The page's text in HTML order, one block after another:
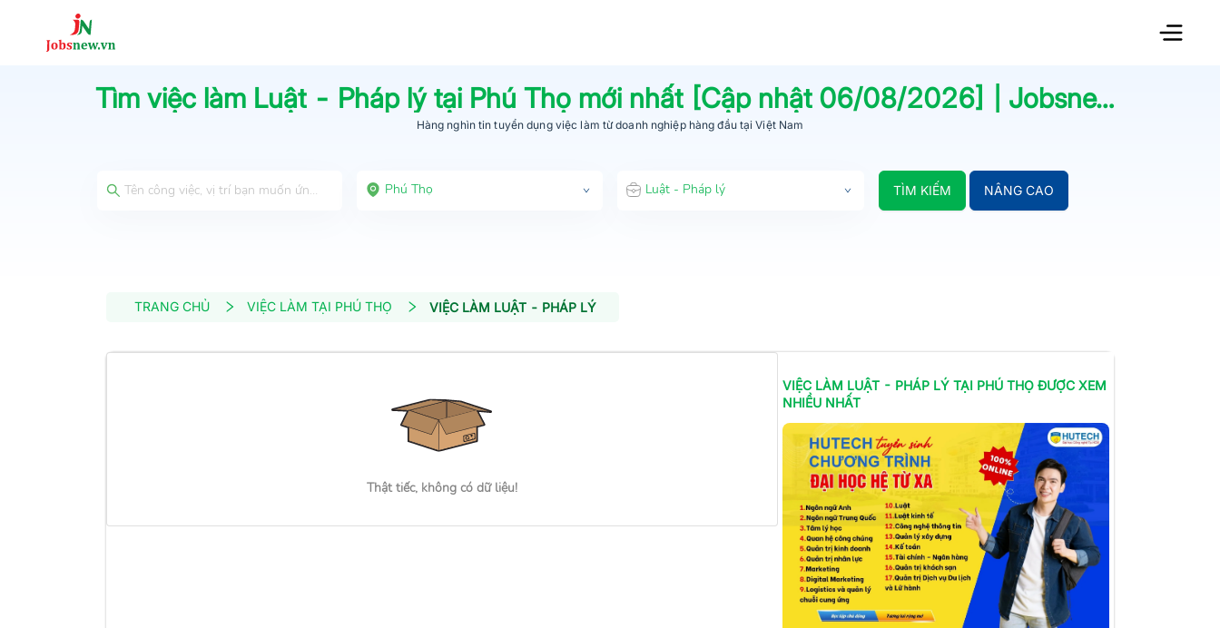
Tìm việc làm Luật - Pháp lýtại Phú Thọmới nhất [Cập nhật 06/08/2026] | Jobsnew.vn
Hàng nghìn tin tuyển dụng việc làm từdoanh nghiệp hàng đầutại Việt Nam
Phú Thọ Luật - Pháp lý TÌM KIẾM NÂNG CAO
TRANG CHỦ VIỆC LÀM TẠI PHÚ THỌ VIỆC LÀM LUẬT - PHÁP LÝ
Thật tiếc, không có dữ liệu!
VIỆC LÀM LUẬT - PHÁP LÝ TẠI PHÚ THỌ ĐƯỢC XEM
NHIỀU NHẤT